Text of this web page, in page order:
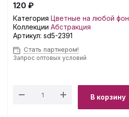
120 ₽
Категория Цветные на любой фон
Коллекции Абстракция
Артикул: sd5-2391
Стать партнером!
Запрос оптовых условий
В корзину